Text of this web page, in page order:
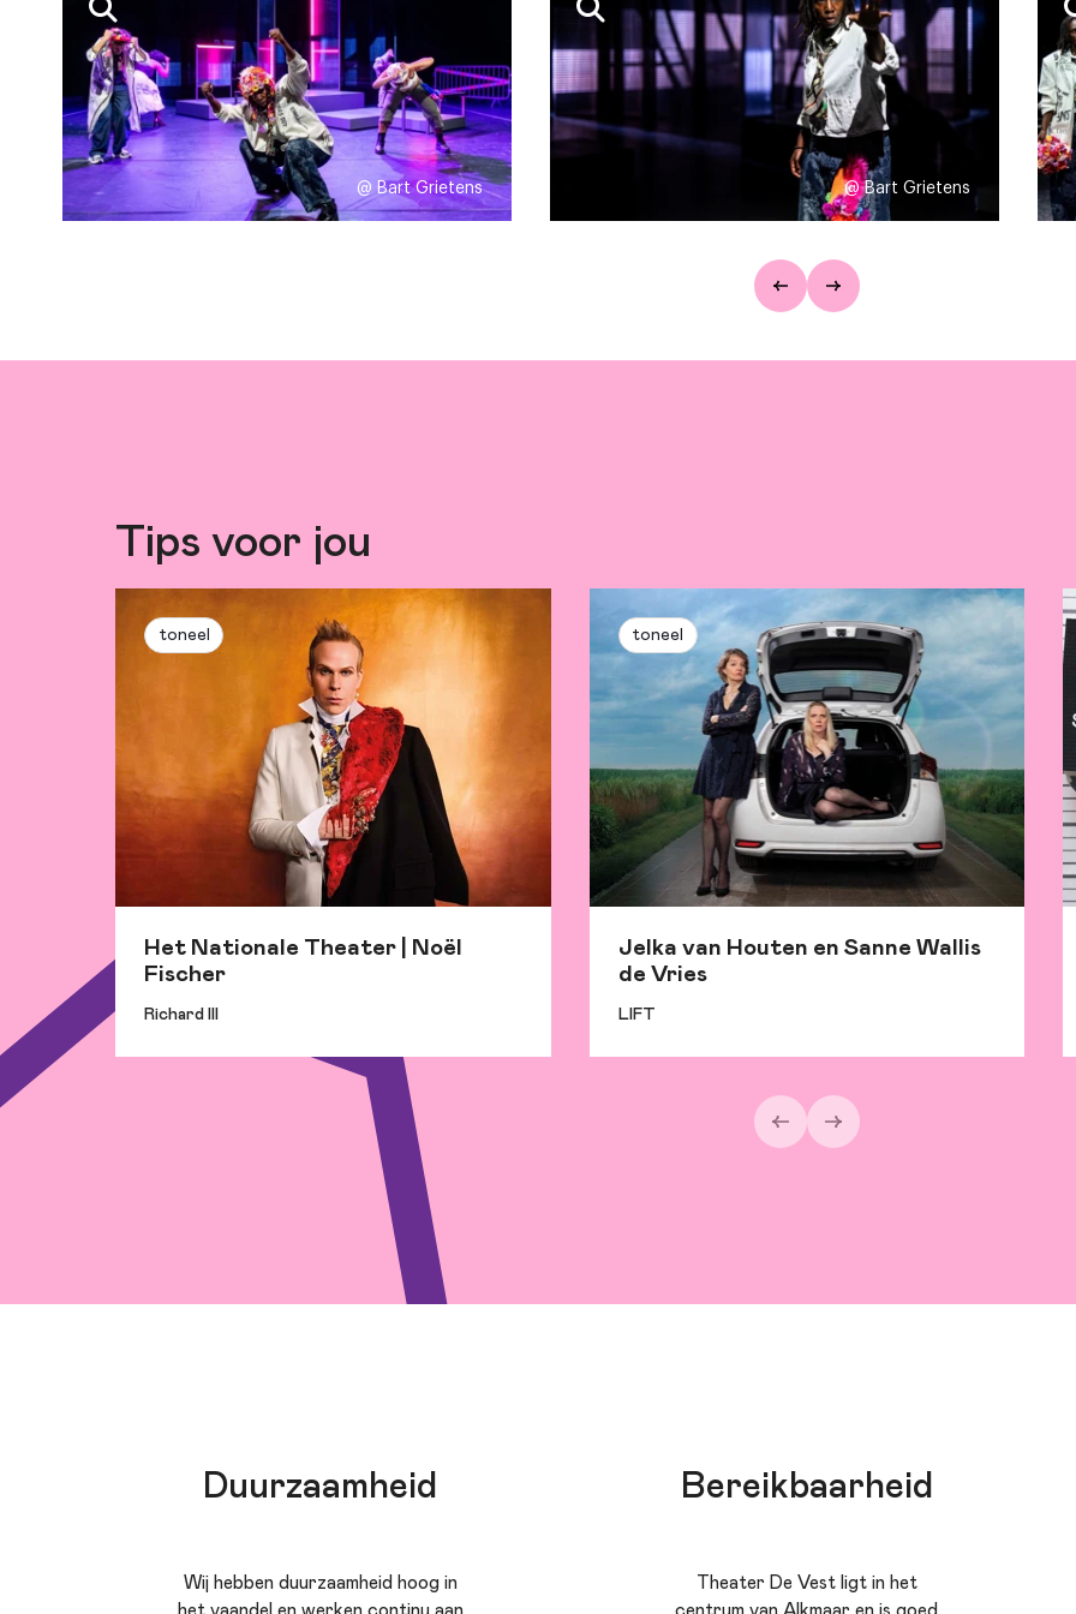
Licht: Jasper Kayser Dramaturgie: Zamity Mitelembe | Decor: Wael
Timo Arling | Coproducent: ITA
@ Bart Grietens @ Bart Grietens
Tips voor jou
toneel
Het Nationale Theater | Noël
Fischer
Richard III
toneel
Jelka van Houten en Sanne Wallis
de Vries
LIFT
Duurzaamheid
Wij hebben duurzaamheid hoog in
Bereikbaarheid
Theater De Vest ligt in het